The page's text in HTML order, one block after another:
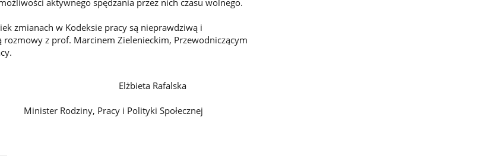
zmianach w Kodeksie pracy są nieprawdziwą i
rozmowy z prof. Marcinem Zielenieckim, Przewodniczącym
Rafalska
i Polityki Społecznej